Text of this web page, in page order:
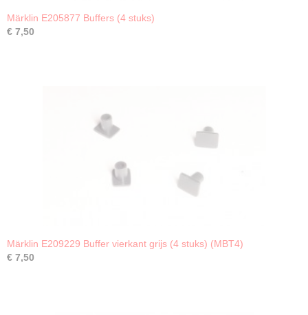
Märklin E205877 Buffers (4 stuks)
€ 7,50
Märklin E209229 Buffer vierkant grijs (4 stuks) (MBT4)
€ 7,50